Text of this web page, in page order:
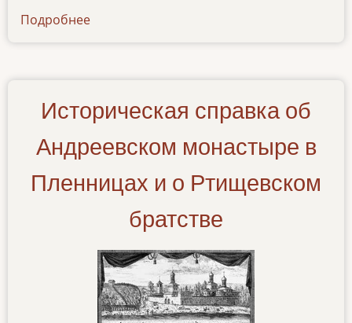
Подробнее
03
Историческая справка об
Андреевском монастыре в
Пленницах и о Ртищевском
братстве